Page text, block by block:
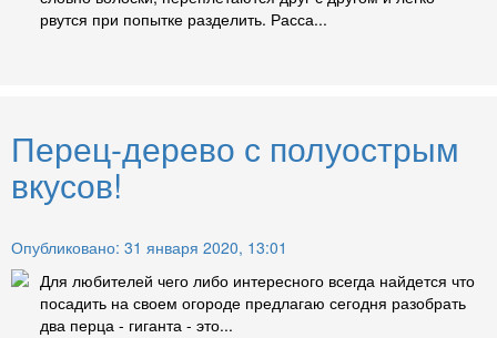
рвутся при попытке разделить. Расса...
Перец-дерево с полуострым
вкусов!
Опубликовано: 31 января 2020, 13:01
Для любителей чего либо интересного всегда найдется что
посадить на своем огороде предлагаю сегодня разобрать
два перца - гиганта - это...